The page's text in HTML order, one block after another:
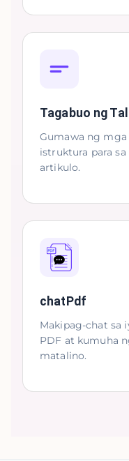
Tagabuo ng
Gumawa ng
istruktura para
artikulo.
chatPdf
Makipag-chat sa
PDF at kumuha
matalino.